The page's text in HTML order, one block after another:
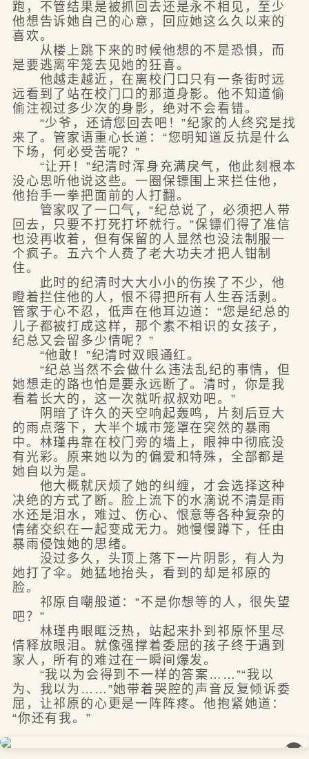
跑，不管结果是被抓回去还是永不相见，至少
他想告诉她自己的心意，回应她这么久以来的
喜欢。
从楼上跳下来的时候他想的不是恐惧，而
是要逃离牢笼去见她的狂喜。
他越走越近，在离校门口只有一条街时远
远看到了站在校门口的那道身影。他不知道偷
偷注视过多少次的身影，绝对不会看错。
“少爷，还请您回去吧！”纪家的人终究是找
来了。管家语重心长道：“您明知道反抗是什么
下场，何必受苦呢？”
“让开！”纪清时浑身充满戾气，他此刻根本
没心思听他说这些。一圈保镖围上来拦住他，
他抬手一拳把面前的人打翻。
管家叹了一口气，“纪总说了，必须把人带
回去，只要不打死打坏就行。”保镖们得了准信
也没再收着，但有保留的人显然也没法制服一
个疯子。五六个人费了老大功夫才把人钳制
住。
此时的纪清时大大小小的伤挨了不少，他
瞪着拦住他的人，恨不得把所有人生吞活剥。
管家于心不忍，低声在他耳边道：“您是纪总的
儿子都被打成这样，那个素不相识的女孩子，
纪总又会留多少情呢？”
“他敢！”纪清时双眼通红。
“纪总当然不会做什么违法乱纪的事情，但
她想走的路也怕是要永远断了。清时，你是我
看着长大的，这一次就听叔叔劝吧。”
阴暗了许久的天空响起轰鸣，片刻后豆大
的雨点落下，大半个城市笼罩在突然的暴雨
中。林瑾冉靠在校门旁的墙上，眼神中彻底没
有光彩。原来她以为的偏爱和特殊，全部都是
她自以为是。
他大概就厌烦了她的纠缠，才会选择这种
决绝的方式了断。脸上流下的水滴说不清是雨
水还是泪水，难过、伤心、恨意等各种复杂的
情绪交织在一起变成无力。她慢慢蹲下，任由
暴雨侵蚀她的思绪。
没过多久，头顶上落下一片阴影，有人为
她打了伞。她猛地抬头，看到的却是祁原的
脸。
祁原自嘲般道：“不是你想等的人，很失望
吧？”
林瑾冉眼眶泛热，站起来扑到祁原怀里尽
情释放眼泪。就像强撑着委屈的孩子终于遇到
家人，所有的难过在一瞬间爆发。
“我以为会得到不一样的答案……”“我以
为、我以为……”她带着哭腔的声音反复倾诉委
屈，让祁原的心更是一阵阵疼。他抱紧她道：
“你还有我。”
��